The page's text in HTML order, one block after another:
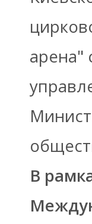
арена"
В